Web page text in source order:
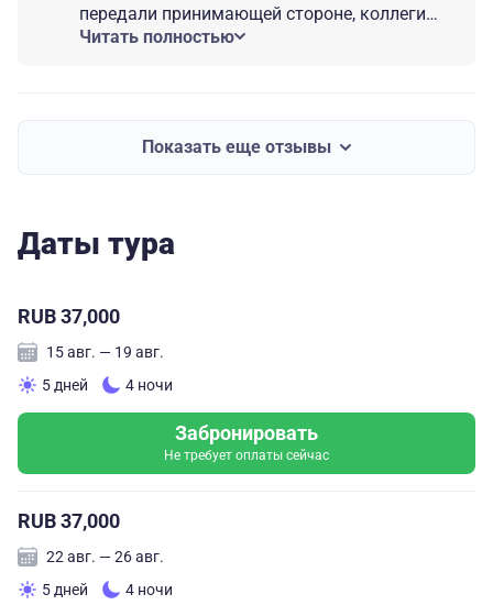
передали принимающей стороне, коллеги
постараются учесть их в дальнейшей работе.
Читать полностью
Показать еще отзывы
Даты тура
RUB 37,000
15 авг. — 19 авг.
5 дней
4 ночи
Забронировать
Не требует оплаты сейчас
RUB 37,000
22 авг. — 26 авг.
5 дней
4 ночи